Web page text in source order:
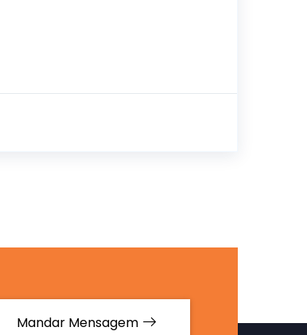
Mandar Mensagem